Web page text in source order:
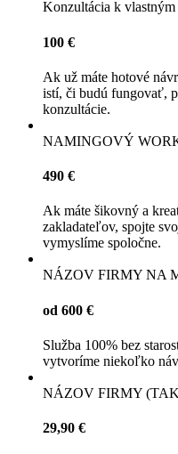
Konzultácia k
100 €
Ak už máte hotové
istí, či budú fungovať,
konzultácie.
NAMINGOVÝ
490 €
Ak máte šikovný a
zakladateľov, spojte
vymyslíme spoločne.
NÁZOV FIRMY NA
od 600 €
Služba 100% bez
vytvoríme niekoľko
NÁZOV FIRMY
29,90 €